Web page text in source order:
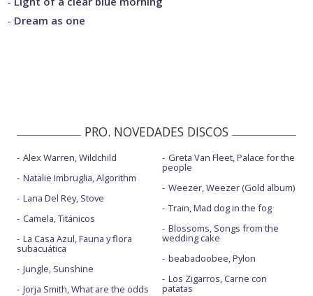
- Dream as one
PRO. NOVEDADES DISCOS
Alex Warren, Wildchild
Natalie Imbruglia, Algorithm
Lana Del Rey, Stove
Camela, Titánicos
La Casa Azul, Fauna y flora
subacuática
Jungle, Sunshine
Jorja Smith, What are the odds
Greta Van Fleet, Palace for the
people
Weezer, Weezer (Gold album)
Train, Mad dog in the fog
Blossoms, Songs from the
wedding cake
beabadoobee, Pylon
Los Zigarros, Carne con
patatas